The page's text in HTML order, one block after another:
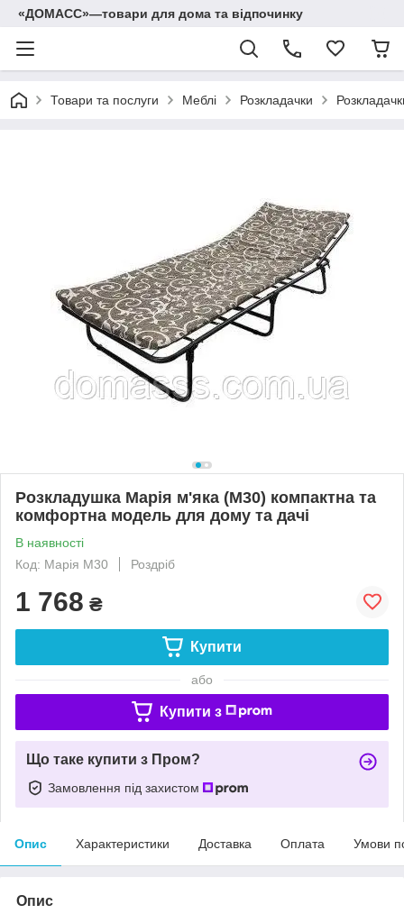
«ДОМАСС»—товари для дома та відпочинку
Товари та послуги Меблі Розкладачки
Розкладушка Марія м'яка (М30) компактна та
комфортна модель для дому та дачі
В наявності
Код: Марія М30
Роздріб
1 768 ₴
Купити
або
Купити з
Що таке купити з Пром?
Замовлення під захистом
Опис Характеристики Доставка Оплата Умови
Опис